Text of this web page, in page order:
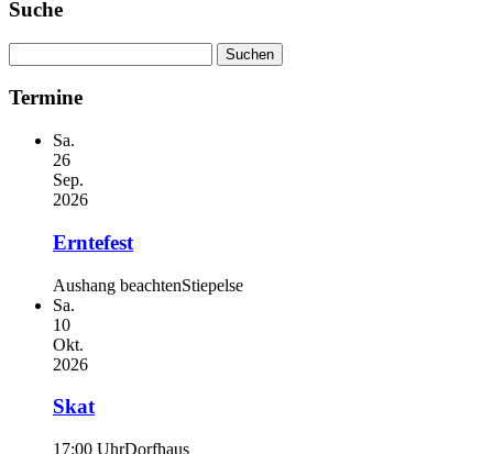
Suche
nach:
Termine
Sa.
26
Sep.
2026
Erntefest
Aushang beachtenStiepelse
Sa.
10
Okt.
2026
Skat
17:00 UhrDorfhaus